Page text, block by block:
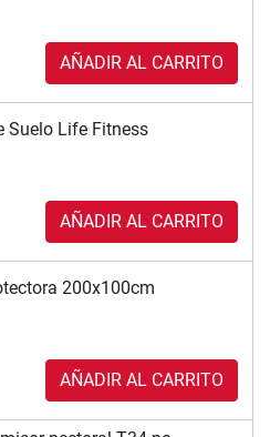
AÑADIR AL CARRITO
Suelo Life Fitness
AÑADIR AL CARRITO
200x100cm
AÑADIR AL CARRITO